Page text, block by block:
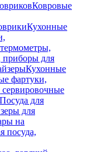
Ковровые
Кухонные
для
Кухонные
фартуки,
сервировочные
Посуда для
для
на
посуда,